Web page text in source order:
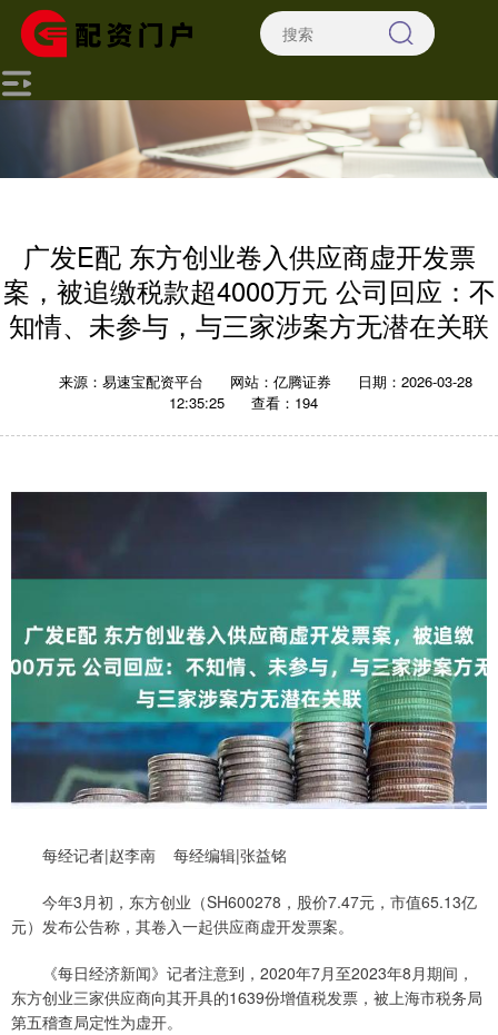
广发E配 东方创业卷入供应商虚开发票
案，被追缴税款超4000万元 公司回应：不
知情、未参与，与三家涉案方无潜在关联
来源：易速宝配资平台 网站：亿腾证券
日期：2026-03-28
12:35:25
查看：194
每经记者|赵李南 每经编辑|张益铭
今年3月初，东方创业（SH600278，股价7.47元，市值65.13亿
元）发布公告称，其卷入一起供应商虚开发票案。
《每日经济新闻》记者注意到，2020年7月至2023年8月期间，
东方创业三家供应商向其开具的1639份增值税发票，被上海市税务局
第五稽查局定性为虚开。